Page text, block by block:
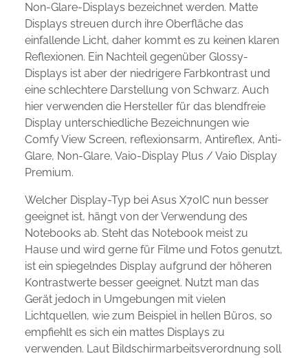
Non-Glare-Displays bezeichnet werden. Matte
Displays streuen durch ihre Oberfläche das
einfallende Licht, daher kommt es zu keinen klaren
Reflexionen. Ein Nachteil gegenüber Glossy-
Displays ist aber der niedrigere Farbkontrast und
eine schlechtere Darstellung von Schwarz. Auch
hier verwenden die Hersteller für das blendfreie
Display unterschiedliche Bezeichnungen wie
Comfy View Screen, reflexionsarm, Antireflex, Anti-
Glare, Non-Glare, Vaio-Display Plus / Vaio Display
Premium.
Welcher Display-Typ bei Asus X70IC nun besser
geeignet ist, hängt von der Verwendung des
Notebooks ab. Steht das Notebook meist zu
Hause und wird gerne für Filme und Fotos genutzt,
ist ein spiegelndes Display aufgrund der höheren
Kontrastwerte besser geeignet. Nutzt man das
Gerät jedoch in Umgebungen mit vielen
Lichtquellen, wie zum Beispiel in hellen Büros, so
empfiehlt es sich ein mattes Displays zu
verwenden. Laut Bildschirmarbeitsverordnung soll